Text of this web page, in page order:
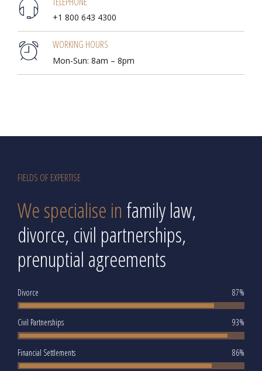
+1 800 643 4300
WORKING HOURS
Mon-Sun: 8am – 8pm
FIELDS OF EXPERTISE
We specialise in family law,
divorce, civil partnerships,
prenuptial agreements
Divorce 87%
Civil Partnerships 93%
Financial Settlements 86%